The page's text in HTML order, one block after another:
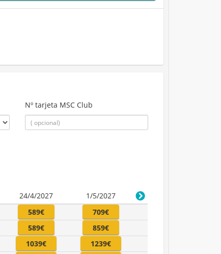
Nº tarjeta MSC Club
24/4/2027
1/5/2027
589€
709€
589€
859€
1039€
1239€